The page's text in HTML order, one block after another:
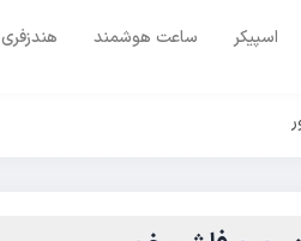
اسپیکر ساعت هوشمند هندزفری